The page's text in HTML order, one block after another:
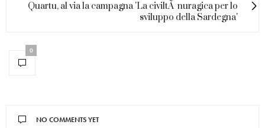
Quartu, al via la campagna 'La civiltÃ nuragica per lo
sviluppo della Sardegna'
0
NO COMMENTS YET